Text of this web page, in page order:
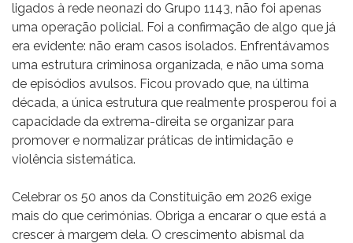
ligados à rede neonazi do Grupo 1143, não foi apenas
uma operação policial. Foi a confirmação de algo que já
era evidente: não eram casos isolados. Enfrentávamos
uma estrutura criminosa organizada, e não uma soma
de episódios avulsos. Ficou provado que, na última
década, a única estrutura que realmente prosperou foi a
capacidade da extrema-direita se organizar para
promover e normalizar práticas de intimidação e
violência sistemática.
Celebrar os 50 anos da Constituição em 2026 exige
mais do que cerimónias. Obriga a encarar o que está a
crescer à margem dela. O crescimento abismal da